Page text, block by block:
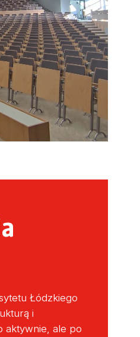
Łódzkiego
i
aktywnie, ale po